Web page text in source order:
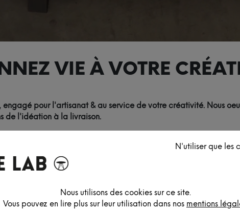
N'utiliser que les
Nous utilisons des cookies sur ce site.
Vous pouvez en lire plus sur leur utilisation dans nos mentions
VIE À VOTRE
pour l'artisanat & au service de votre créativité. Nous
de l'idéation à la livraison.
SIGNALÉTIQUE